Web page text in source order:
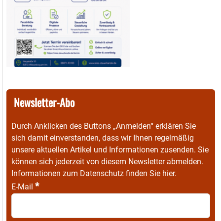
Newsletter-Abo
Durch Anklicken des Buttons „Anmelden“ erklären Sie
sich damit einverstanden, dass wir Ihnen regelmäßig
unsere aktuellen Artikel und Informationen zusenden. Sie
können sich jederzeit von diesem Newsletter abmelden.
Informationen zum Datenschutz finden Sie hier.
E-Mail *